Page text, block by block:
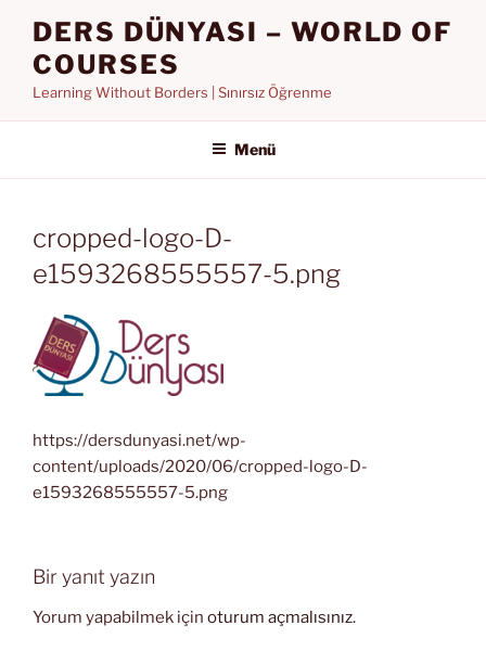
DERS DÜNYASI – WORLD OF
COURSES
Learning Without Borders | Sınırsız Öğrenme
Menü
cropped-logo-D-
e1593268555557-5.png
https://dersdunyasi.net/wp-
content/uploads/2020/06/cropped-logo-D-
e1593268555557-5.png
Bir yanıt yazın
Yorum yapabilmek için oturum açmalısınız.